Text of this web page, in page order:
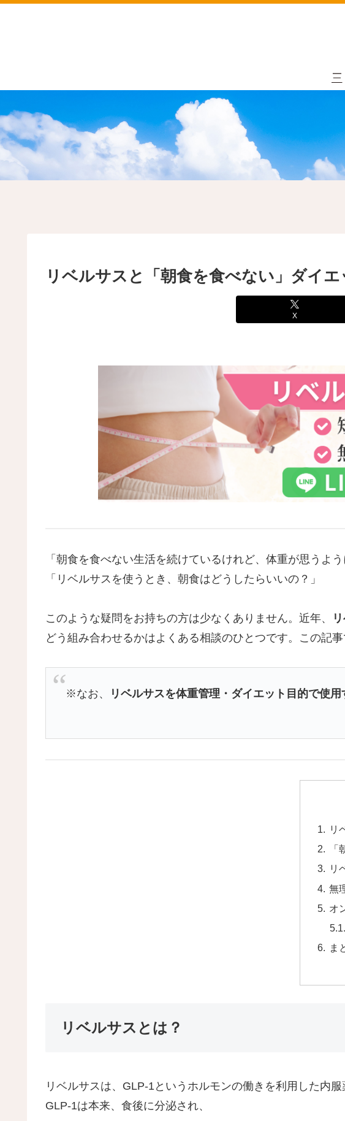
リベルサスと「朝食を食べない」ダイ
X
「朝食を食べない生活を続けているけれど、体重が思うよう
「リベルサスを使うとき、朝食はどうしたらいいの？」
このような疑問をお持ちの方は少なくありません。近年、
どう組み合わせるかはよくある相談のひとつです。この記
※なお、 リベルサスを体重管理・ダイエット目的で使
リ
リ
無
オ
ま
リベルサスとは？
リベルサスは、GLP-1というホルモンの働きを利用した内服
GLP-1は本来、食後に分泌され、